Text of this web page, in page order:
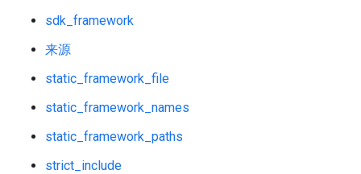
sdk_framework
来源
static_framework_file
static_framework_names
static_framework_paths
strict_include